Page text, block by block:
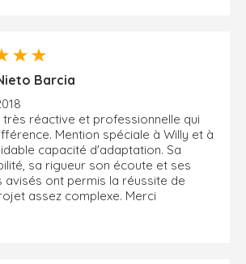
Barcia
très réactive et professionnelle qui
Mention spéciale à Willy et à
capacité d'adaptation. Sa
sa rigueur son écoute et ses
avisés ont permis la réussite de
assez complexe. Merci